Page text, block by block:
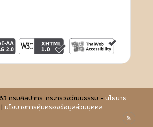
กรมศิลปากร. กระทรวงวัฒนธรรม - นโยบาย
| นโยบายการคุ้มครองข้อมูลส่วนบุคคล